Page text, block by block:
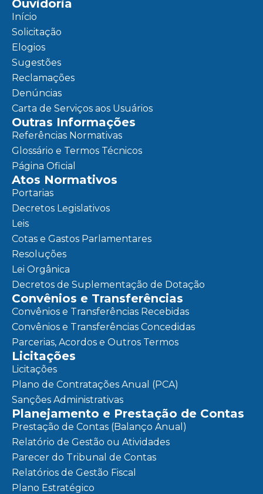
Ouvidoria
Início
Solicitação
Elogios
Sugestões
Reclamações
Denúncias
Carta de Serviços aos Usuários
Outras Informações
Referências Normativas
Glossário e Termos Técnicos
Página Oficial
Atos Normativos
Portarias
Decretos Legislativos
Leis
Cotas e Gastos Parlamentares
Resoluções
Lei Orgânica
Decretos de Suplementação de Dotação
Convênios e Transferências
Convênios e Transferências Recebidas
Convênios e Transferências Concedidas
Parcerias, Acordos e Outros Termos
Licitações
Licitações
Plano de Contratações Anual (PCA)
Sanções Administrativas
Planejamento e Prestação de Contas
Prestação de Contas (Balanço Anual)
Relatório de Gestão ou Atividades
Parecer do Tribunal de Contas
Relatórios de Gestão Fiscal
Plano Estratégico